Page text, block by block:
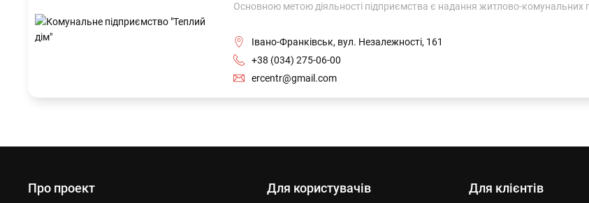
Основною метою діяльності підприємства є надання житлово-комунальних
Івано-Франківськ, вул. Незалежності, 161
+38 (034) 275-06-00
ercentr@gmail.com
Про проект Для користувачів Для клієнтів